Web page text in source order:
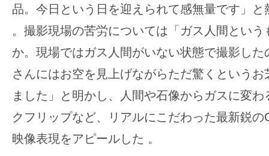
品。今日という日を迎えられて感無量です」
。撮影現場の苦労については「ガス人間とい
か。現場ではガス人間がいない状態で撮影し
さんにはお空を見上げながらただ驚くという
ました」と明かし、人間や石像からガスに変
クフリップなど、リアルにこだわった最新鋭
映像表現をアピールした 。